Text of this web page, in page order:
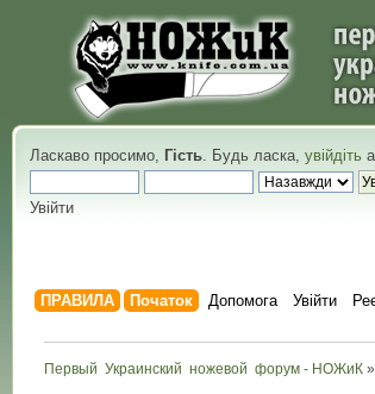
Ласкаво просимо, Гість. Будь ласка, увійдіть
Увійти
ПРАВИЛА Початок Допомога Увійти
Первый  Украинский  ножевой  форум - НОЖиК »